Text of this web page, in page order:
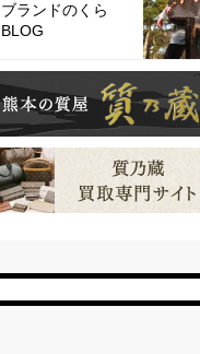
ブランドのくら
BLOG